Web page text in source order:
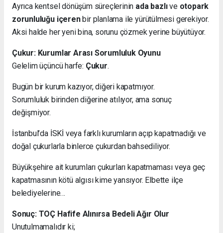
Ayrıca kentsel dönüşüm süreçlerinin ada bazlıve otopark
zorunluluğu içerenbir planlama ile yürütülmesi gerekiyor.
Aksi halde her yeni bina, sorunu çözmek yerine büyütüyor.
Çukur: Kurumlar Arası Sorumluluk Oyunu
Gelelim üçüncü harfe: Çukur.
Bugün bir kurum kazıyor, diğeri kapatmıyor.
Sorumluluk birinden diğerine atılıyor, ama sonuç
değişmiyor.
İstanbul’da İSKİ veya farklı kurumların açıp kapatmadığı ve
doğal çukurlarla binlerce çukurdan bahsediliyor.
Büyükşehire ait kurumları çukurları kapatmaması veya geç
kapatmasının kötü algısı kime yansıyor. Elbette ilçe
belediyelerine…
Sonuç: TOÇ Hafife Alınırsa Bedeli Ağır Olur
Unutulmamalıdır ki;